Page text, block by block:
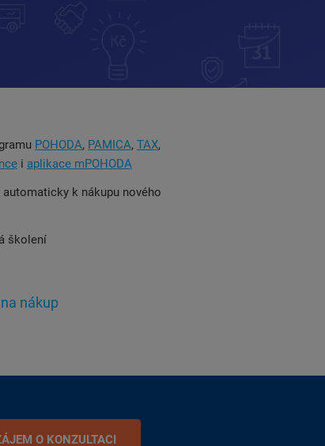
POHODA, PAMICA, TAX,
i aplikace mPOHODA
k nákupu nového
školení
nákup
O KONZULTACI